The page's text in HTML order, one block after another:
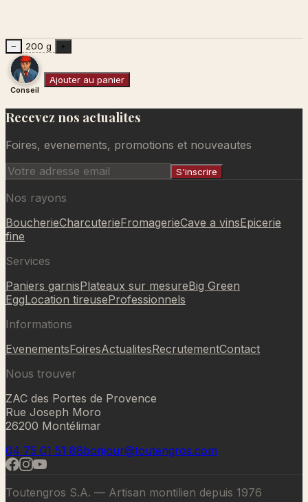
Ajouté au panier
− 200 g +
Conseil
Ajouter au panier
Recevez nos actualites
Foires, evenements, promotions et nouveautes
S'inscrire
Nos rayons
BoucherieCharcuterieFromagerieCave a vinsEpicerie
fine
Services
Paniers garnisPlateaux sur mesureBig Green
EggLocation tireuseProfessionnels
Informations
EvenementsFoiresActualitesRecrutementContact
Nous trouver
ZAC des Portes de Provence
Rue Joseph Moro
26200 Montélimar
04 75 01 51 88bonjour@toutengros.com
Toutengros S.A. — Artisan montilien depuis 1976